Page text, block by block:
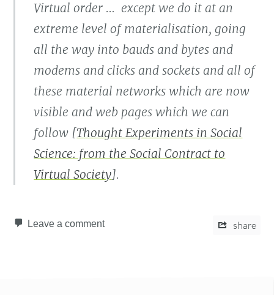
Virtual order … except we do it at an
extreme level of materialisation, going
all the way into bauds and bytes and
modems and clicks and sockets and all of
these material networks which are now
visible and web pages which we can
follow [Thought Experiments in Social
Science: from the Social Contract to
Virtual Society].
Leave a comment share